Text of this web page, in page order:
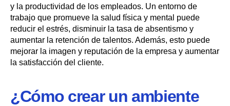
y la productividad de los empleados. Un entorno de
trabajo que promueve la salud física y mental puede
reducir el estrés, disminuir la tasa de absentismo y
aumentar la retención de talentos. Además, esto puede
mejorar la imagen y reputación de la empresa y aumentar
la satisfacción del cliente.
¿Cómo crear un ambiente